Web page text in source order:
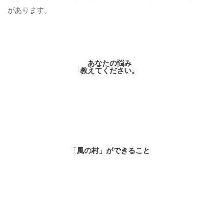
があります。
あなたの悩み
教えてください。
「風の村」ができること